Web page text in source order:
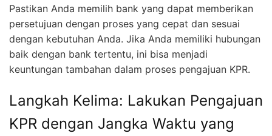
Pastikan Anda memilih bank yang dapat memberikan
persetujuan dengan proses yang cepat dan sesuai
dengan kebutuhan Anda. Jika Anda memiliki hubungan
baik dengan bank tertentu, ini bisa menjadi
keuntungan tambahan dalam proses pengajuan KPR.
Langkah Kelima: Lakukan Pengajuan
KPR dengan Jangka Waktu yang